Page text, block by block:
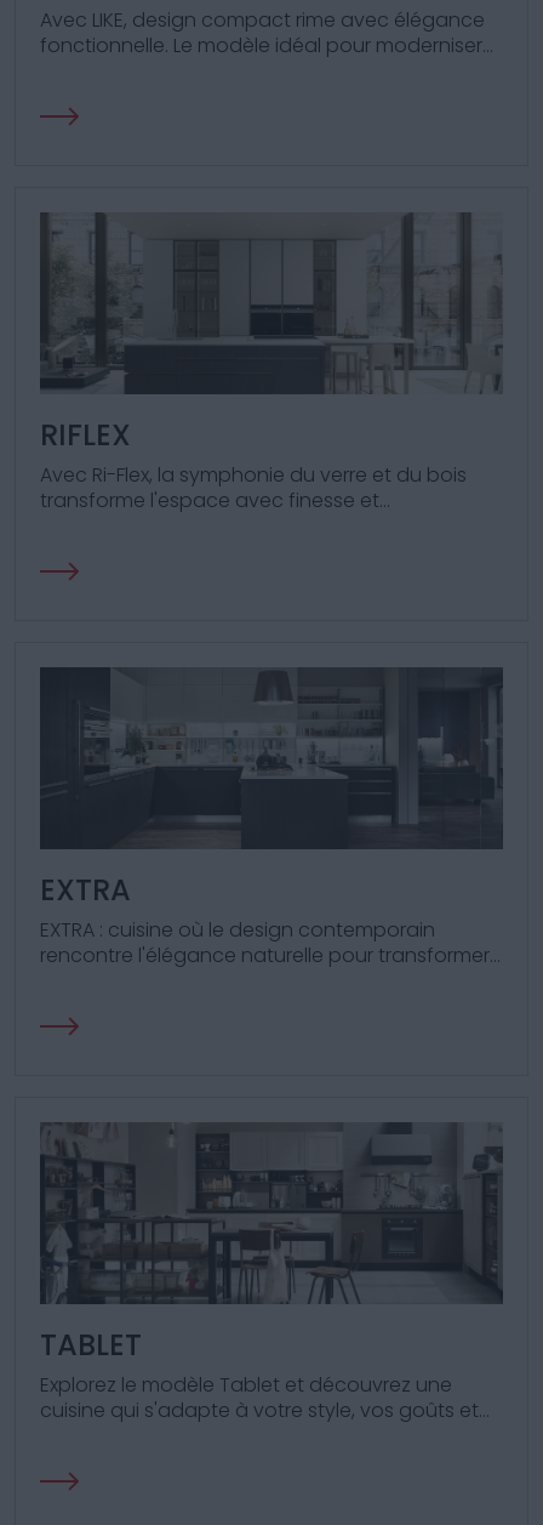
Avec LIKE, design compact rime avec élégance
fonctionnelle. Le modèle idéal pour moderniser
RIFLEX
Avec Ri-Flex, la symphonie du verre et du bois
transforme l'espace avec finesse et
EXTRA
EXTRA : cuisine où le design contemporain
rencontre l'élégance naturelle pour transformer
TABLET
Explorez le modèle Tablet et découvrez une
cuisine qui s'adapte à votre style, vos goûts et